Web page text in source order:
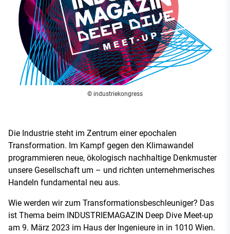
© industriekongress
Die Industrie steht im Zentrum einer epochalen
Transformation. Im Kampf gegen den Klimawandel
programmieren neue, ökologisch nachhaltige Denkmuster
unsere Gesellschaft um – und richten unternehmerisches
Handeln fundamental neu aus.
Wie werden wir zum Transformationsbeschleuniger? Das
ist Thema beim INDUSTRIEMAGAZIN Deep Dive Meet-up
am 9. März 2023 im Haus der Ingenieure in in 1010 Wien.